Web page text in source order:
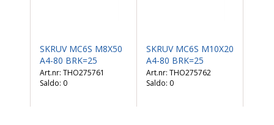
SKRUV MC6S M8X50
A4-80 BRK=25
THO275761
Saldo: 0
SKRUV MC6S M10X20
A4-80 BRK=25
THO275762
Saldo: 0